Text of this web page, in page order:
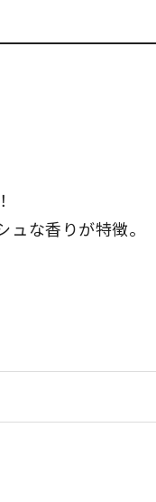
な香りが特徴。